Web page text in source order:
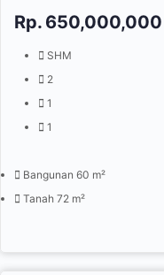
Rp. 650,000,000
SHM
2
1
1
Bangunan 60 m²
Tanah 72 m²